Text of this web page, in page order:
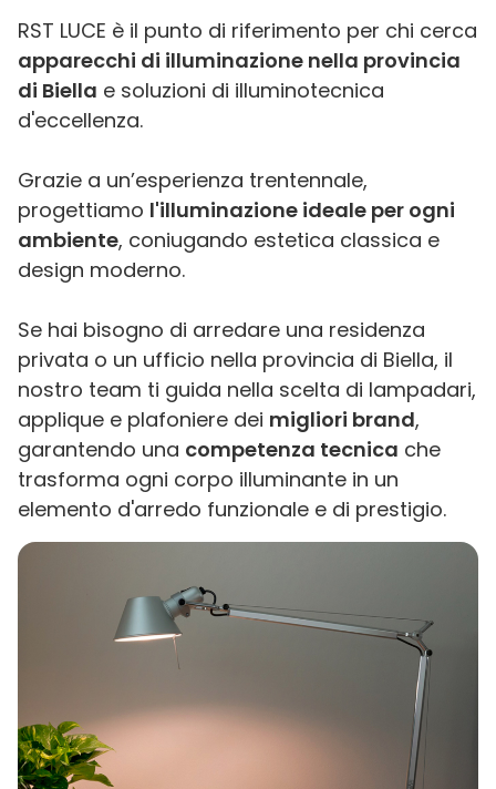
RST LUCE è il punto di riferimento per chi cerca
apparecchi di illuminazione nella provincia
di Biella e soluzioni di illuminotecnica
d'eccellenza.
Grazie a un’esperienza trentennale,
progettiamo l'illuminazione ideale per ogni
ambiente, coniugando estetica classica e
design moderno.
Se hai bisogno di arredare una residenza
privata o un ufficio nella provincia di Biella, il
nostro team ti guida nella scelta di lampadari,
applique e plafoniere dei migliori brand,
garantendo una competenza tecnica che
trasforma ogni corpo illuminante in un
elemento d'arredo funzionale e di prestigio.